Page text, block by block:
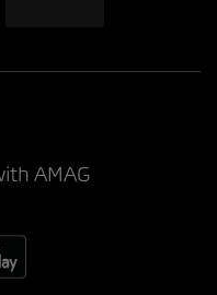
AMAG